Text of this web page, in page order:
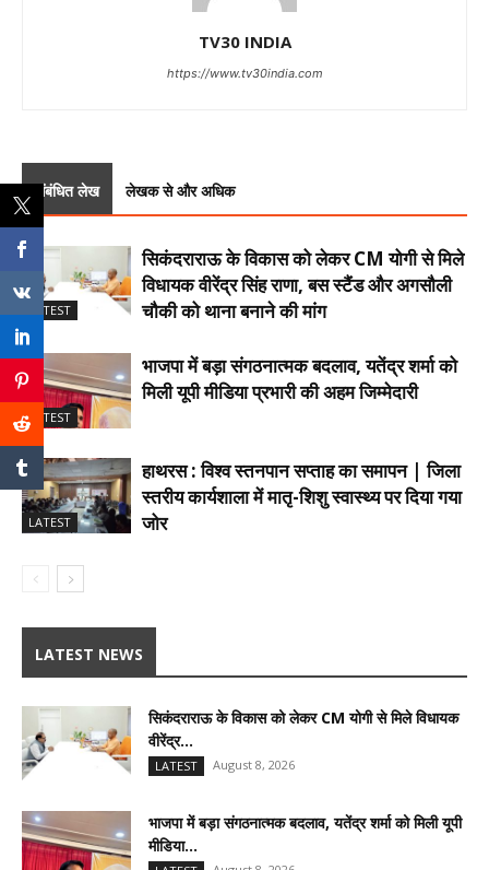
TV30 INDIA
https://www.tv30india.com
संबंधित लेख लेखक से और अधिक
LATEST
सिकंदराराऊ के विकास को लेकर CM योगी से मिले
विधायक वीरेंद्र सिंह राणा, बस स्टैंड और अगसौली
चौकी को थाना बनाने की मांग
LATEST
भाजपा में बड़ा संगठनात्मक बदलाव, यतेंद्र शर्मा को
मिली यूपी मीडिया प्रभारी की अहम जिम्मेदारी
LATEST
हाथरस : विश्व स्तनपान सप्ताह का समापन | जिला
स्तरीय कार्यशाला में मातृ-शिशु स्वास्थ्य पर दिया गया
जोर
LATEST NEWS
सिकंदराराऊ के विकास को लेकर CM योगी से मिले विधायक
वीरेंद्र...
LATEST August 8, 2026
भाजपा में बड़ा संगठनात्मक बदलाव, यतेंद्र शर्मा को मिली यूपी
मीडिया...